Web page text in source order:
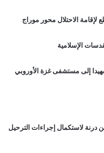
لإقامة الاحتلال محور موراج
الإسلامية
يواصل جرائمه.. وصول 18 شهيدا إلى مستشفى غزة الأوروبي
من درنة لاستكمال إجراءات الترحيل